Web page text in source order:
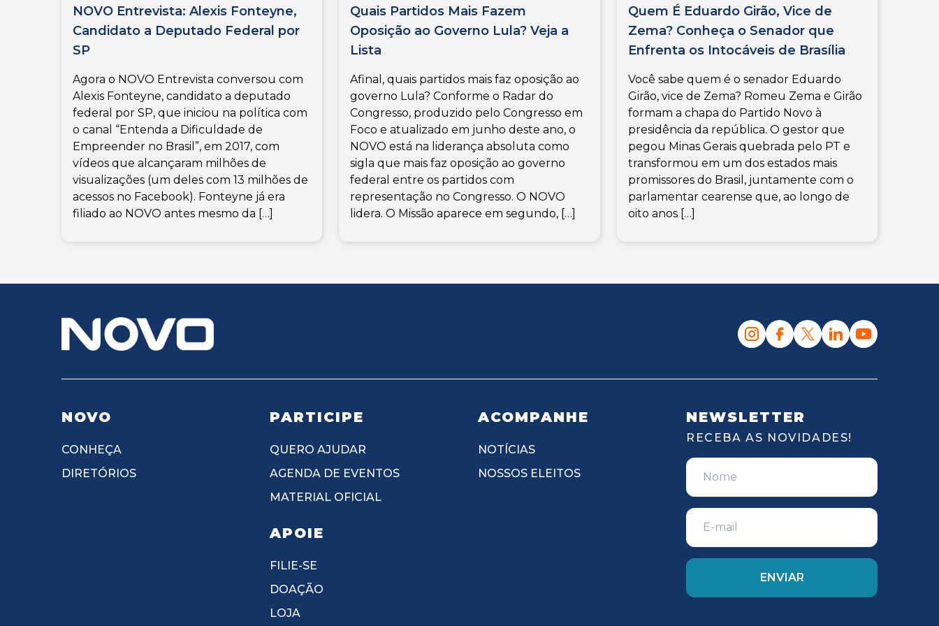
NOVO Entrevista: Alexis Fonteyne,
Candidato a Deputado Federal por
SP
Agora o NOVO Entrevista conversou com
Alexis Fonteyne, candidato a deputado
federal por SP, que iniciou na política com
o canal “Entenda a Dificuldade de
Empreender no Brasil”, em 2017, com
vídeos que alcançaram milhões de
visualizações (um deles com 13 milhões de
acessos no Facebook). Fonteyne já era
filiado ao NOVO antes mesmo da […]
Quais Partidos Mais Fazem
Oposição ao Governo Lula? Veja a
Lista
Afinal, quais partidos mais faz oposição ao
governo Lula? Conforme o Radar do
Congresso, produzido pelo Congresso em
Foco e atualizado em junho deste ano, o
NOVO está na liderança absoluta como
sigla que mais faz oposição ao governo
federal entre os partidos com
representação no Congresso. O NOVO
lidera. O Missão aparece em segundo, […]
Quem É Eduardo Girão, Vice de
Zema? Conheça o Senador que
Enfrenta os Intocáveis de Brasília
Você sabe quem é o senador Eduardo
Girão, vice de Zema? Romeu Zema e Girão
formam a chapa do Partido Novo à
presidência da república. O gestor que
pegou Minas Gerais quebrada pelo PT e
transformou em um dos estados mais
promissores do Brasil, juntamente com o
parlamentar cearense que, ao longo de
oito anos […]
NOVO
CONHEÇA
DIRETÓRIOS
PARTICIPE
QUERO AJUDAR
AGENDA DE EVENTOS
MATERIAL OFICIAL
APOIE
FILIE-SE
DOAÇÃO
LOJA
ACOMPANHE
NOTÍCIAS
NOSSOS ELEITOS
NEWSLETTER
RECEBA AS NOVIDADES!